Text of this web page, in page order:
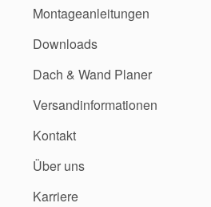
Montageanleitungen
Downloads
Dach & Wand Planer
Versandinformationen
Kontakt
Über uns
Karriere